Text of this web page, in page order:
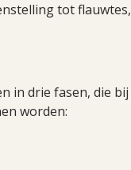
tot
in drie fasen, die
worden: